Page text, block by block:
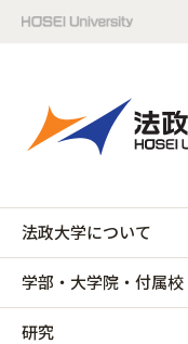
法政大学について
学部・大学院・付属校
研究